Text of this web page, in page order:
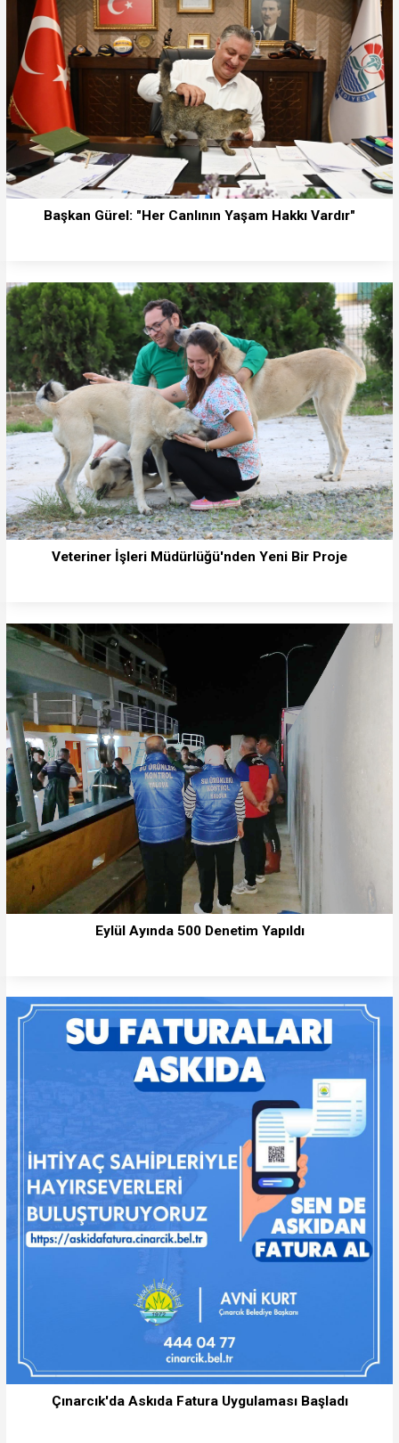
Başkan Gürel: "Her Canlının Yaşam Hakkı Vardır"
Veteriner İşleri Müdürlüğü'nden Yeni Bir Proje
Eylül Ayında 500 Denetim Yapıldı
Çınarcık'da Askıda Fatura Uygulaması Başladı